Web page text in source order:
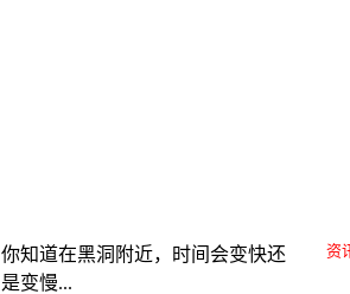
你知道在黑洞附近，时间会变快还
是变慢...
资